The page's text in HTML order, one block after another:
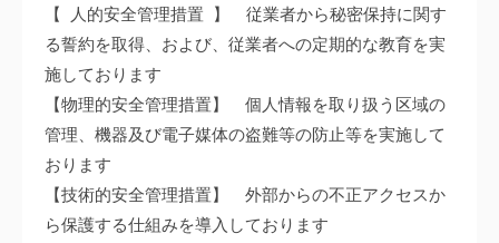
【 人的安全管理措置 】 従業者から秘密保持に関す
る誓約を取得、および、従業者への定期的な教育を実
施しております
【物理的安全管理措置】 個人情報を取り扱う区域の
管理、機器及び電子媒体の盗難等の防止等を実施して
おります
【技術的安全管理措置】 外部からの不正アクセスか
ら保護する仕組みを導入しております